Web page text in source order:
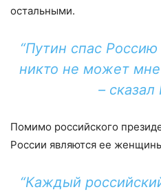
остальными.
“Путин спас
никто не может мне
– сказал
Помимо российского
России являются ее
“Каждый